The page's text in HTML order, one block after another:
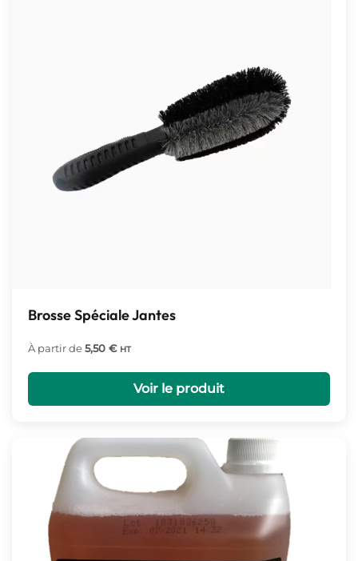
Brosse Spéciale Jantes
À partir de5,50 € HT
Voir le produit